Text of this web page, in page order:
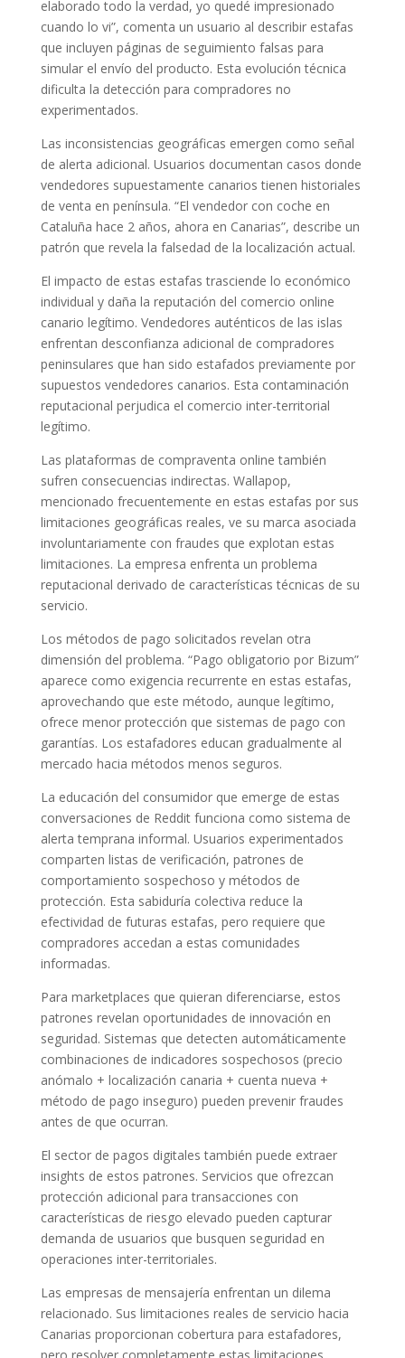
elaborado todo la verdad, yo quedé impresionado
cuando lo vi”, comenta un usuario al describir estafas
que incluyen páginas de seguimiento falsas para
simular el envío del producto. Esta evolución técnica
dificulta la detección para compradores no
experimentados.
Las inconsistencias geográficas emergen como señal
de alerta adicional. Usuarios documentan casos donde
vendedores supuestamente canarios tienen historiales
de venta en península. “El vendedor con coche en
Cataluña hace 2 años, ahora en Canarias”, describe un
patrón que revela la falsedad de la localización actual.
El impacto de estas estafas trasciende lo económico
individual y daña la reputación del comercio online
canario legítimo. Vendedores auténticos de las islas
enfrentan desconfianza adicional de compradores
peninsulares que han sido estafados previamente por
supuestos vendedores canarios. Esta contaminación
reputacional perjudica el comercio inter-territorial
legítimo.
Las plataformas de compraventa online también
sufren consecuencias indirectas. Wallapop,
mencionado frecuentemente en estas estafas por sus
limitaciones geográficas reales, ve su marca asociada
involuntariamente con fraudes que explotan estas
limitaciones. La empresa enfrenta un problema
reputacional derivado de características técnicas de su
servicio.
Los métodos de pago solicitados revelan otra
dimensión del problema. “Pago obligatorio por Bizum”
aparece como exigencia recurrente en estas estafas,
aprovechando que este método, aunque legítimo,
ofrece menor protección que sistemas de pago con
garantías. Los estafadores educan gradualmente al
mercado hacia métodos menos seguros.
La educación del consumidor que emerge de estas
conversaciones de Reddit funciona como sistema de
alerta temprana informal. Usuarios experimentados
comparten listas de verificación, patrones de
comportamiento sospechoso y métodos de
protección. Esta sabiduría colectiva reduce la
efectividad de futuras estafas, pero requiere que
compradores accedan a estas comunidades
informadas.
Para marketplaces que quieran diferenciarse, estos
patrones revelan oportunidades de innovación en
seguridad. Sistemas que detecten automáticamente
combinaciones de indicadores sospechosos (precio
anómalo + localización canaria + cuenta nueva +
método de pago inseguro) pueden prevenir fraudes
antes de que ocurran.
El sector de pagos digitales también puede extraer
insights de estos patrones. Servicios que ofrezcan
protección adicional para transacciones con
características de riesgo elevado pueden capturar
demanda de usuarios que busquen seguridad en
operaciones inter-territoriales.
Las empresas de mensajería enfrentan un dilema
relacionado. Sus limitaciones reales de servicio hacia
Canarias proporcionan cobertura para estafadores,